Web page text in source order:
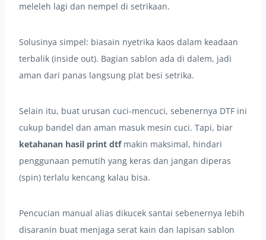
meleleh lagi dan nempel di setrikaan.
Solusinya simpel: biasain nyetrika kaos dalam keadaan
terbalik (inside out). Bagian sablon ada di dalem, jadi
aman dari panas langsung plat besi setrika.
Selain itu, buat urusan cuci-mencuci, sebenernya DTF ini
cukup bandel dan aman masuk mesin cuci. Tapi, biar
ketahanan hasil print dtfmakin maksimal, hindari
penggunaan pemutih yang keras dan jangan diperas
(spin) terlalu kencang kalau bisa.
Pencucian manual alias dikucek santai sebenernya lebih
disaranin buat menjaga serat kain dan lapisan sablon